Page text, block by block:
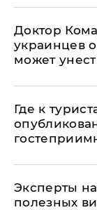
Доктор
украинцев
может
Где к
Эксперты
полезных